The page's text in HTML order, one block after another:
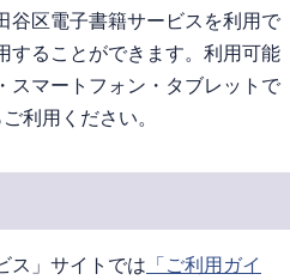
谷区電子書籍サービスを利用で
することができます。利用可能
スマートフォン・タブレットで
利用ください。
ス」サイトでは 「ご利用ガイ